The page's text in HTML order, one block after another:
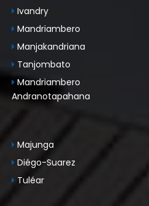
Ivandry
Mandriambero
Manjakandriana
Tanjombato
Mandriambero
Andranotapahana
Majunga
Diégo-Suarez
Tuléar